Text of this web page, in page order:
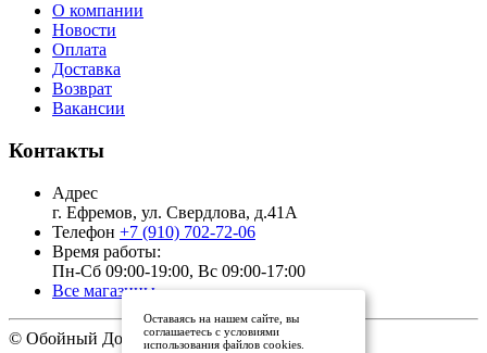
О компании
Новости
Оплата
Доставка
Возврат
Вакансии
Контакты
Адрес
г. Ефремов, ул. Свердлова, д.41А
Телефон +7 (910) 702-72-06
Время работы:
Пн-Сб 09:00-19:00, Вс 09:00-17:00
Все магазины
© Обойный Дом, 2011 - 2026
Оставаясь на нашем сайте, вы
соглашаетесь с условиями
использования файлов cookies.